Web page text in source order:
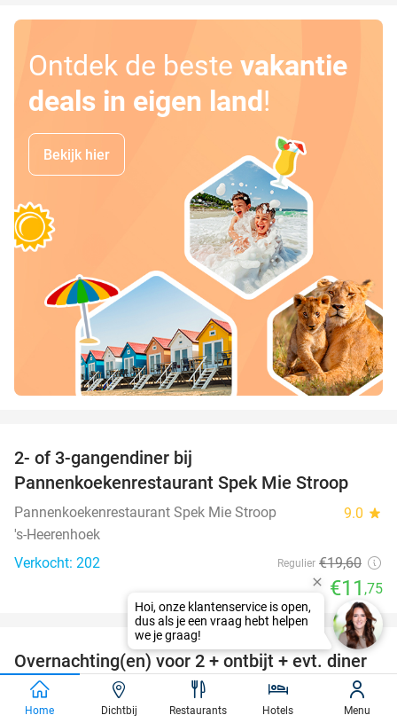
Ontdek de beste vakantie
deals in eigen land!
Bekijk hier
2- of 3-gangendiner bij
Pannenkoekenrestaurant Spek Mie Stroop
Pannenkoekenrestaurant Spek Mie Stroop 9.0 star
's-Heerenhoek
Verkocht: 202
Regulier €19,60
€11 ,75
51%
favorite_border
Overnachting(en) voor 2 + ontbijt + evt. diner
bij Van der Valk
Van der Valk Hotel Beveren 9.6star
Home Dichtbij Restaurants Hotels Menu
Hoi, onze klantenservice is open,
dus als je een vraag hebt helpen
we je graag!